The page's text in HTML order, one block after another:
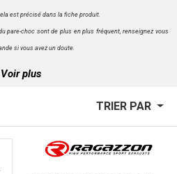
est précisé dans la fiche produit.
pare-choc sont de plus en plus fréquent, renseignez vous
si vous avez un doute.
Voir plus
TRIER PAR